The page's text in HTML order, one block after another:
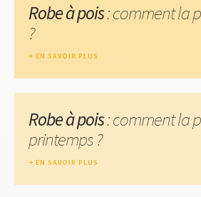
Robe à pois: comment la
?
EN SAVOIR PLUS
Robe à pois: comment la
printemps ?
EN SAVOIR PLUS